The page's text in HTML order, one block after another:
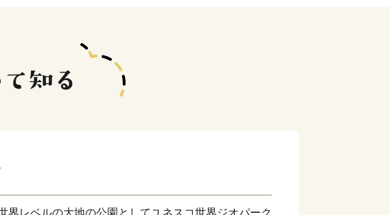
界レベルの大地の公園としてユネスコ世界ジオパーク